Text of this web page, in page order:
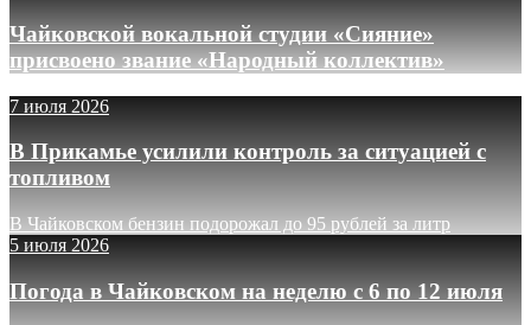
Чайковской вокальной студии «Сияние»
присвоено звание «Народный коллектив»
7 июля 2026
В Прикамье усилили контроль за ситуацией с
топливом
В Чайковском бензин подорожал до 95 рублей за литр
5 июля 2026
Погода в Чайковском на неделю с 6 по 12 июля